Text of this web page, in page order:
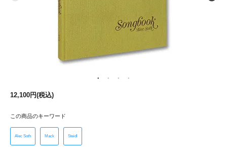
12,100円(税込)
この商品のキーワード
Alec Soth Mack Steidl